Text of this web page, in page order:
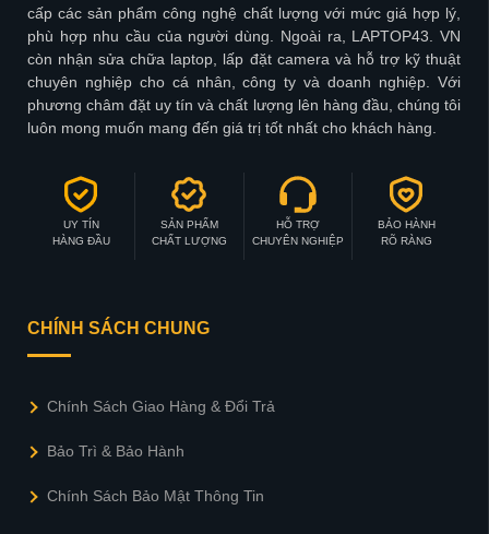
cấp các sản phẩm công nghệ chất lượng với mức giá hợp lý,
phù hợp nhu cầu của người dùng. Ngoài ra, LAPTOP43. VN
còn nhận sửa chữa laptop, lấp đặt camera và hỗ trợ kỹ thuật
chuyên nghiệp cho cá nhân, công ty và doanh nghiệp. Với
phương châm đặt uy tín và chất lượng lên hàng đầu, chúng tôi
luôn mong muốn mang đến giá trị tốt nhất cho khách hàng.
UY TÍN
HÀNG ĐẦU
SẢN PHẨM
CHẤT LƯỢNG
HỖ TRỢ
CHUYÊN NGHIỆP
BẢO HÀNH
RÕ RÀNG
CHÍNH SÁCH CHUNG
Chính Sách Giao Hàng & Đổi Trả
Bảo Trì & Bảo Hành
Chính Sách Bảo Mật Thông Tin